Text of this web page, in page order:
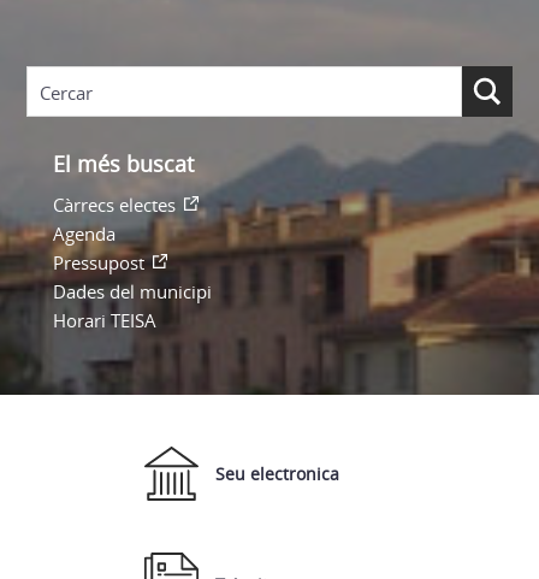
El més buscat
Càrrecs electes
Agenda
Pressupost
Dades del municipi
Horari TEISA
Seu electronica